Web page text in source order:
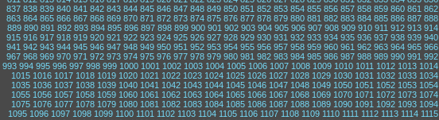
837 838 839 840 841 842 843 844 845 846 847 848 849 850 851 852 853 854 855 856 857 858 859 860 861 862
863 864 865 866 867 868 869 870 871 872 873 874 875 876 877 878 879 880 881 882 883 884 885 886 887 888
889 890 891 892 893 894 895 896 897 898 899 900 901 902 903 904 905 906 907 908 909 910 911 912 913 914
915 916 917 918 919 920 921 922 923 924 925 926 927 928 929 930 931 932 933 934 935 936 937 938 939 940
941 942 943 944 945 946 947 948 949 950 951 952 953 954 955 956 957 958 959 960 961 962 963 964 965 966
967 968 969 970 971 972 973 974 975 976 977 978 979 980 981 982 983 984 985 986 987 988 989 990 991 992
993 994 995 996 997 998 999 1000 1001 1002 1003 1004 1005 1006 1007 1008 1009 1010 1011 1012 1013 1014
1015 1016 1017 1018 1019 1020 1021 1022 1023 1024 1025 1026 1027 1028 1029 1030 1031 1032 1033 1034
1035 1036 1037 1038 1039 1040 1041 1042 1043 1044 1045 1046 1047 1048 1049 1050 1051 1052 1053 1054
1055 1056 1057 1058 1059 1060 1061 1062 1063 1064 1065 1066 1067 1068 1069 1070 1071 1072 1073 1074
1075 1076 1077 1078 1079 1080 1081 1082 1083 1084 1085 1086 1087 1088 1089 1090 1091 1092 1093 1094
1095 1096 1097 1098 1099 1100 1101 1102 1103 1104 1105 1106 1107 1108 1109 1110 1111 1112 1113 1114 1115